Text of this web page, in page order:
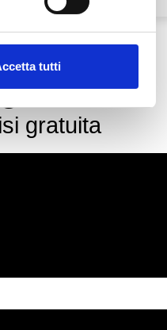
tutti
gratuita